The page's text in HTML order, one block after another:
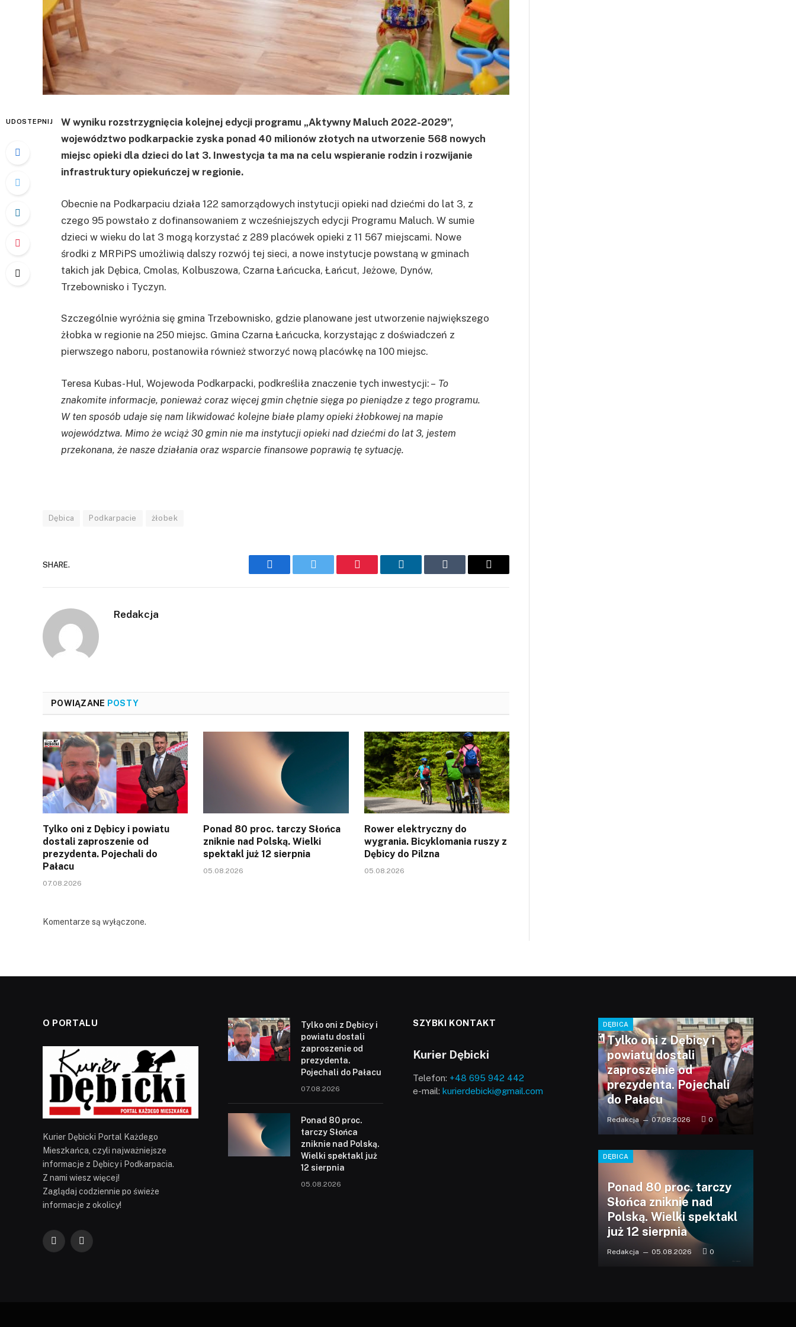
UDOSTEPNIJ
W wyniku rozstrzygnięcia kolejnej edycji programu „Aktywny Maluch 2022-2029”,
województwo podkarpackie zyska ponad 40 milionów złotych na utworzenie 568 nowych
miejsc opieki dla dzieci do lat 3. Inwestycja ta ma na celu wspieranie rodzin i rozwijanie
infrastruktury opiekuńczej w regionie.
Obecnie na Podkarpaciu działa 122 samorządowych instytucji opieki nad dziećmi do lat 3, z
czego 95 powstało z dofinansowaniem z wcześniejszych edycji Programu Maluch. W sumie
dzieci w wieku do lat 3 mogą korzystać z 289 placówek opieki z 11 567 miejscami. Nowe
środki z MRPiPS umożliwią dalszy rozwój tej sieci, a nowe instytucje powstaną w gminach
takich jak Dębica, Cmolas, Kolbuszowa, Czarna Łańcucka, Łańcut, Jeżowe, Dynów,
Trzebownisko i Tyczyn.
Szczególnie wyróżnia się gmina Trzebownisko, gdzie planowane jest utworzenie największego
żłobka w regionie na 250 miejsc. Gmina Czarna Łańcucka, korzystając z doświadczeń z
pierwszego naboru, postanowiła również stworzyć nową placówkę na 100 miejsc.
Teresa Kubas-Hul, Wojewoda Podkarpacki, podkreśliła znaczenie tych inwestycji: – To
znakomite informacje, ponieważ coraz więcej gmin chętnie sięga po pieniądze z tego programu.
W ten sposób udaje się nam likwidować kolejne białe plamy opieki żłobkowej na mapie
województwa. Mimo że wciąż 30 gmin nie ma instytucji opieki nad dziećmi do lat 3, jestem
przekonana, że nasze działania oraz wsparcie finansowe poprawią tę sytuację.
Dębica Podkarpacie żłobek
SHARE.
Facebook Twitter Pinterest LinkedIn Tumblr Email
Redakcja
POWIĄZANE POSTY
Tylko oni z Dębicy i powiatu
dostali zaproszenie od
prezydenta. Pojechali do
Pałacu
07.08.2026
Ponad 80 proc. tarczy Słońca
zniknie nad Polską. Wielki
spektakl już 12 sierpnia
05.08.2026
Rower elektryczny do
wygrania. Bicyklomania ruszy z
Dębicy do Pilzna
05.08.2026
Komentarze są wyłączone.
O PORTALU
Kurier Dębicki Portal Każdego
Mieszkańca, czyli najważniejsze
informacje z Dębicy i Podkarpacia.
Z nami wiesz więcej!
Zaglądaj codziennie po świeże
informacje z okolicy!
FacebookYouTube
Tylko oni z Dębicy i
powiatu dostali
zaproszenie od
prezydenta.
Pojechali do Pałacu
07.08.2026
Ponad 80 proc.
tarczy Słońca
zniknie nad Polską.
Wielki spektakl już
12 sierpnia
05.08.2026
SZYBKI KONTAKT
Kurier Dębicki
Telefon: +48 695 942 442
e-mail: kurierdebicki@gmail.com
DĘBICA
Tylko oni z Dębicy i
powiatu dostali
zaproszenie od
prezydenta. Pojechali
do Pałacu
Redakcja 07.08.2026 0
DĘBICA
Ponad 80 proc. tarczy
Słońca zniknie nad
Polską. Wielki spektakl
już 12 sierpnia
Redakcja 05.08.2026 0